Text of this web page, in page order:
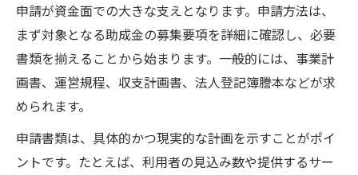
申請が資金面での大きな支えとなります。申請方法は、
まず対象となる助成金の募集要項を詳細に確認し、必要
書類を揃えることから始まります。一般的には、事業計
画書、運営規程、収支計画書、法人登記簿謄本などが求
められます。
申請書類は、具体的かつ現実的な計画を示すことがポイ
ントです。たとえば、利用者の見込み数や提供するサー